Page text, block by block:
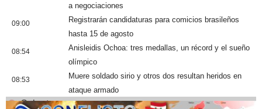
a negociaciones
09:00
Registrarán candidaturas para comicios brasileños
hasta 15 de agosto
08:54
Anisleidis Ochoa: tres medallas, un récord y el sueño
olímpico
08:53
Muere soldado sirio y otros dos resultan heridos en
ataque armado
Cobertura